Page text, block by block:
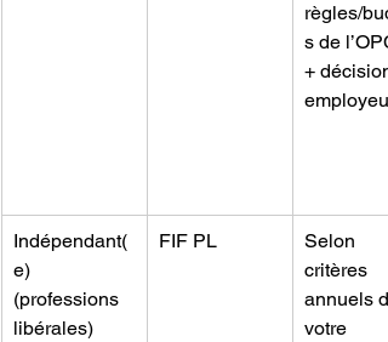
règles/
s de
+ décision
Indépendant(
e)
(professions
libérales)
FIF PL
Selon
critères
annuels
votre